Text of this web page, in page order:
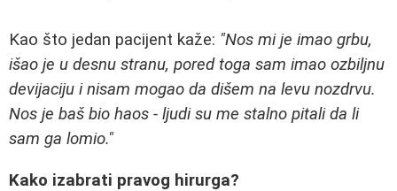
Kao što jedan pacijent kaže: "Nos mi je imao grbu,
išao je u desnu stranu, pored toga sam imao ozbiljnu
devijaciju i nisam mogao da dišem na levu nozdrvu.
Nos je baš bio haos - ljudi su me stalno pitali da li
sam ga lomio."
Kako izabrati pravog hirurga?